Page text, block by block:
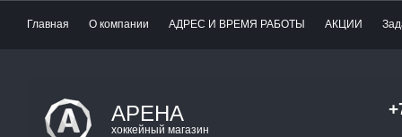
Главная О компании АДРЕС И ВРЕМЯ РАБОТЫ АКЦИИ
АРЕНА
хоккейный магазин